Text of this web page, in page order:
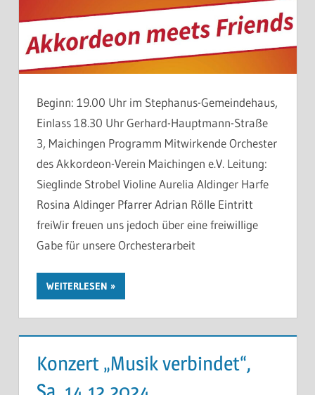
Beginn: 19.00 Uhr im Stephanus-Gemeindehaus,
Einlass 18.30 Uhr Gerhard-Hauptmann-Straße
3, Maichingen Programm Mitwirkende Orchester
des Akkordeon-Verein Maichingen e.V. Leitung:
Sieglinde Strobel Violine Aurelia Aldinger Harfe
Rosina Aldinger Pfarrer Adrian Rölle Eintritt
freiWir freuen uns jedoch über eine freiwillige
Gabe für unsere Orchesterarbeit
WEITERLESEN
Konzert „Musik verbindet“,